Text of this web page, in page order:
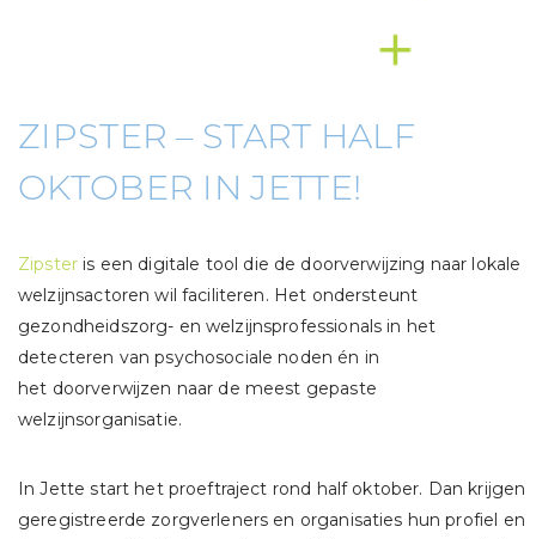
ZIPSTER – START HALF
OKTOBER IN JETTE!
Zipster is een digitale tool die de doorverwijzing naar lokale
welzijnsactoren wil faciliteren. Het ondersteunt
gezondheidszorg- en welzijnsprofessionals in het
detecteren van psychosociale noden én in
het doorverwijzen naar de meest gepaste
welzijnsorganisatie.
In Jette start het proeftraject rond half oktober. Dan krijgen
geregistreerde zorgverleners en organisaties hun profiel en